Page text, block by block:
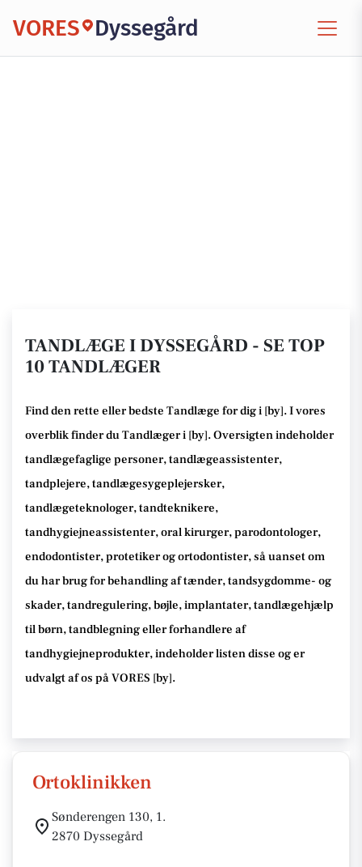
VORES Dyssegård
TANDLÆGE I DYSSEGÅRD - SE TOP
10 TANDLÆGER
Find den rette eller bedste Tandlæge for dig i [by]. I vores
overblik finder du Tandlæger i [by].Oversigten indeholder
tandlægefaglige personer, tandlægeassistenter,
tandplejere, tandlægesygeplejersker,
tandlægeteknologer, tandteknikere,
tandhygiejneassistenter, oral kirurger, parodontologer,
endodontister, protetiker og ortodontister, såuanset om
du har brug for behandling af tænder, tandsygdomme- og
skader, tandregulering, bøjle, implantater, tandlægehjælp
til børn, tandblegning eller forhandlere af
tandhygiejneprodukter, indeholder listen disse og er
udvalgt af os på VORES [by].
Ortoklinikken
Sønderengen 130, 1.
2870 Dyssegård